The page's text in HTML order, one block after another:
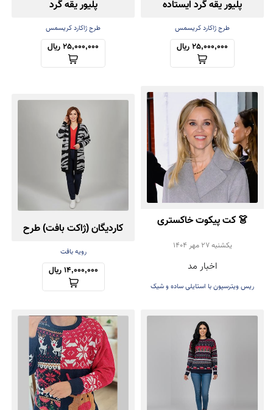
پلیور یقه گرد ایستاده
طرح ژاکارد کریسمس
25,000,000 ریال
پلیور یقه گرد
طرح ژاکارد کریسمس
25,000,000 ریال
👗 کت پیکوت خاکستری
روشن؛ انتخاب شیک Reese
Witherspoon برای پاییز
۲۰۲۵
يكشنبه 27 مهر 1404
اخبار مد
ریس ویترسپون با استایلی ساده و شیک
کاردیگان (ژاکت بافت) طرح
زبرا
رویه بافت
14,000,000 ریال